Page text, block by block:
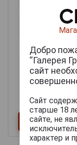
Добро
“Галерея
сайт
Сайт
старше 18
сайте, не
характер и